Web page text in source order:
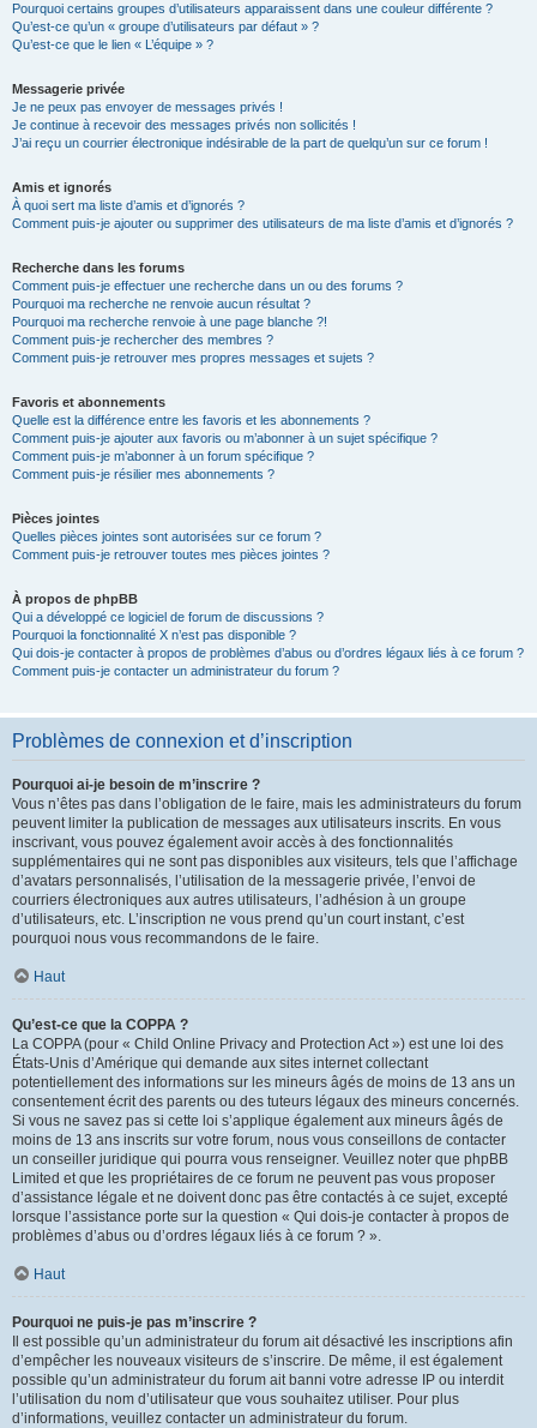
Pourquoi certains groupes d’utilisateurs apparaissent dans une couleur différente ?
Qu’est-ce qu’un « groupe d’utilisateurs par défaut » ?
Qu’est-ce que le lien « L’équipe » ?
Messagerie privée
Je ne peux pas envoyer de messages privés !
Je continue à recevoir des messages privés non sollicités !
J’ai reçu un courrier électronique indésirable de la part de quelqu’un sur ce forum !
Amis et ignorés
À quoi sert ma liste d’amis et d’ignorés ?
Comment puis-je ajouter ou supprimer des utilisateurs de ma liste d’amis et d’ignorés ?
Recherche dans les forums
Comment puis-je effectuer une recherche dans un ou des forums ?
Pourquoi ma recherche ne renvoie aucun résultat ?
Pourquoi ma recherche renvoie à une page blanche ?!
Comment puis-je rechercher des membres ?
Comment puis-je retrouver mes propres messages et sujets ?
Favoris et abonnements
Quelle est la différence entre les favoris et les abonnements ?
Comment puis-je ajouter aux favoris ou m’abonner à un sujet spécifique ?
Comment puis-je m’abonner à un forum spécifique ?
Comment puis-je résilier mes abonnements ?
Pièces jointes
Quelles pièces jointes sont autorisées sur ce forum ?
Comment puis-je retrouver toutes mes pièces jointes ?
À propos de phpBB
Qui a développé ce logiciel de forum de discussions ?
Pourquoi la fonctionnalité X n’est pas disponible ?
Qui dois-je contacter à propos de problèmes d’abus ou d’ordres légaux liés à ce forum ?
Comment puis-je contacter un administrateur du forum ?
Problèmes de connexion et d’inscription
Pourquoi ai-je besoin de m’inscrire ?
Vous n’êtes pas dans l’obligation de le faire, mais les administrateurs du forum
peuvent limiter la publication de messages aux utilisateurs inscrits. En vous
inscrivant, vous pouvez également avoir accès à des fonctionnalités
supplémentaires qui ne sont pas disponibles aux visiteurs, tels que l’affichage
d’avatars personnalisés, l’utilisation de la messagerie privée, l’envoi de
courriers électroniques aux autres utilisateurs, l’adhésion à un groupe
d’utilisateurs, etc. L’inscription ne vous prend qu’un court instant, c’est
pourquoi nous vous recommandons de le faire.
Haut
Qu’est-ce que la COPPA ?
La COPPA (pour « Child Online Privacy and Protection Act ») est une loi des
États-Unis d’Amérique qui demande aux sites internet collectant
potentiellement des informations sur les mineurs âgés de moins de 13 ans un
consentement écrit des parents ou des tuteurs légaux des mineurs concernés.
Si vous ne savez pas si cette loi s’applique également aux mineurs âgés de
moins de 13 ans inscrits sur votre forum, nous vous conseillons de contacter
un conseiller juridique qui pourra vous renseigner. Veuillez noter que phpBB
Limited et que les propriétaires de ce forum ne peuvent pas vous proposer
d’assistance légale et ne doivent donc pas être contactés à ce sujet, excepté
lorsque l’assistance porte sur la question « Qui dois-je contacter à propos de
problèmes d’abus ou d’ordres légaux liés à ce forum ? ».
Haut
Pourquoi ne puis-je pas m’inscrire ?
Il est possible qu’un administrateur du forum ait désactivé les inscriptions afin
d’empêcher les nouveaux visiteurs de s’inscrire. De même, il est également
possible qu’un administrateur du forum ait banni votre adresse IP ou interdit
l’utilisation du nom d’utilisateur que vous souhaitez utiliser. Pour plus
d’informations, veuillez contacter un administrateur du forum.